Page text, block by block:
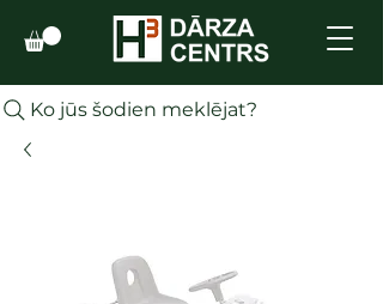
Ko jūs šodien meklējat?